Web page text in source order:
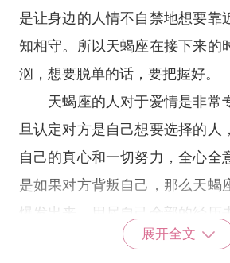
是让身边的人情不自禁地想要靠
知相守。所以天蝎座在接下来的
汹，想要脱单的话，要把握好。
天蝎座的人对于爱情是非常
旦认定对方是自己想要选择的人
自己的真心和一切努力，全心全
是如果对方背叛自己，那么天蝎
爆发出来，用尽自己全部的经历
因此和天蝎座的人在一起是非常
展开全文